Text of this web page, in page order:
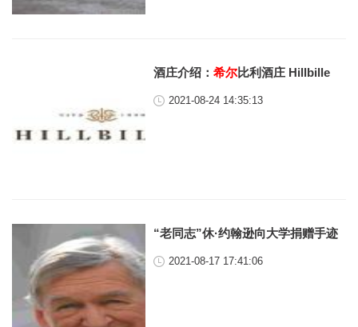
酒庄介绍：希尔比利酒庄 Hillbille
2021-08-24 14:35:13
“老同志”休·约翰逊向大学捐赠手迹
2021-08-17 17:41:06